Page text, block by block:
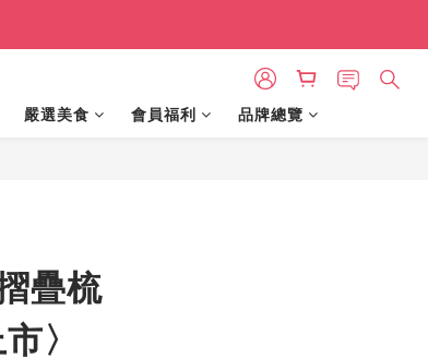
嚴選美食 會員福利 品牌總覽
疊梳
〉